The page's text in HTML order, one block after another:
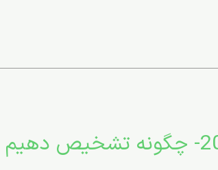
از جنس پلاستیک است یا لاستیک ؟
20-